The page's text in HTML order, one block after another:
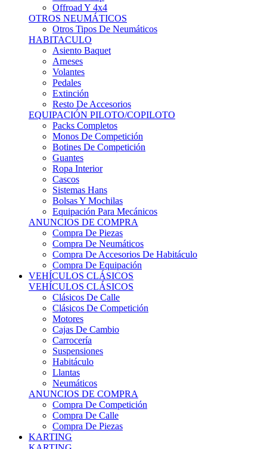
Offroad Y 4x4
OTROS NEUMÁTICOS
Otros Tipos De Neumáticos
HABITACULO
Asiento Baquet
Arneses
Volantes
Pedales
Extinción
Resto De Accesorios
EQUIPACIÓN PILOTO/COPILOTO
Packs Completos
Monos De Competición
Botines De Competición
Guantes
Ropa Interior
Cascos
Sistemas Hans
Bolsas Y Mochilas
Equipación Para Mecánicos
ANUNCIOS DE COMPRA
Compra De Piezas
Compra De Neumáticos
Compra De Accesorios De Habitáculo
Compra De Equipación
VEHÍCULOS CLÁSICOS
VEHÍCULOS CLÁSICOS
Clásicos De Calle
Clásicos De Competición
Motores
Cajas De Cambio
Carrocería
Suspensiones
Habitáculo
Llantas
Neumáticos
ANUNCIOS DE COMPRA
Compra De Competición
Compra De Calle
Compra De Piezas
KARTING